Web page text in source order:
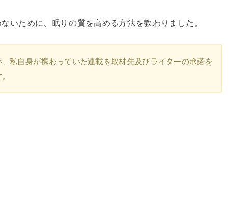
いために、眠りの質を高める方法を教わりました。
私自身が携わっていた連載を取材先及びライターの承諾を